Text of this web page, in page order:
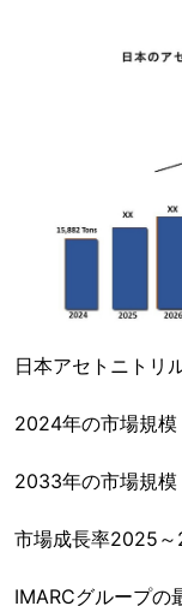
日本アセトニトリ
2024年の市場規
2033年の市場規
市場成長率2025
IMARCグループの